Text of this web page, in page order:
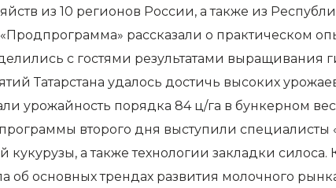
из 10 регионов России, а также из
рассказали о практическом
с гостями результатами
Татарстана удалось достичь высоких
урожайность порядка 84 ц/га в бункерном
второго дня выступили
кукурузы, а также технологии закладки
об основных трендах развития молочного